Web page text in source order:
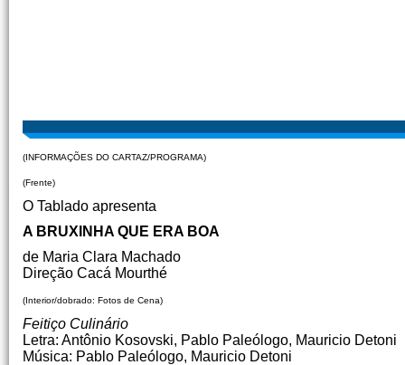
(INFORMAÇÕES DO CARTAZ/PROGRAMA)
(Frente)
O Tablado apresenta
A BRUXINHA QUE ERA BOA
de Maria Clara Machado
Direção Cacá Mourthé
(Interior/dobrado: Fotos de Cena)
Feitiço Culinário
Letra: Antônio Kosovski, Pablo Paleólogo, Mauricio Detoni
Música: Pablo Paleólogo, Mauricio Detoni